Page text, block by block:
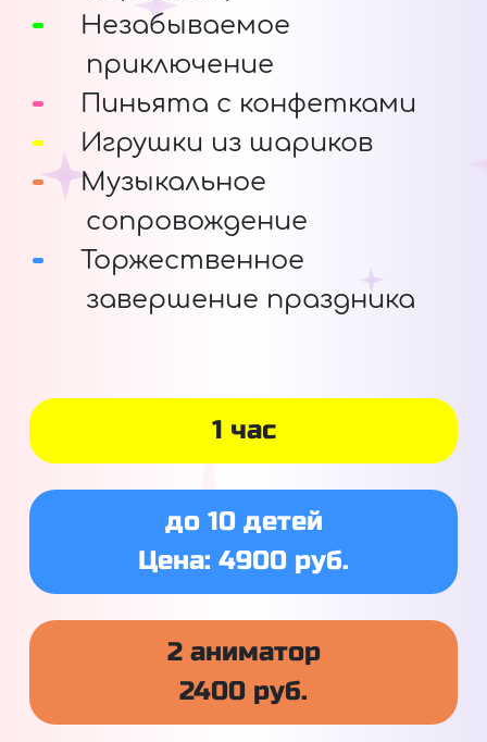
Незабываемое
приключение
Пиньята с конфетками
Игрушки из шариков
Музыкальное
сопровождение
Торжественное
завершение праздника
1 час
до 10 детей
Цена: 4900 руб.
2 аниматор
2400 руб.